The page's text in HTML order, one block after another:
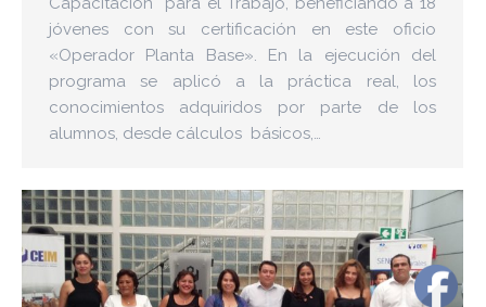
jóvenes con su certificación en este oficio
«Operador Planta Base». En la ejecución del
programa se aplicó a la práctica real, los
conocimientos adquiridos por parte de los
alumnos, desde cálculos básicos,…